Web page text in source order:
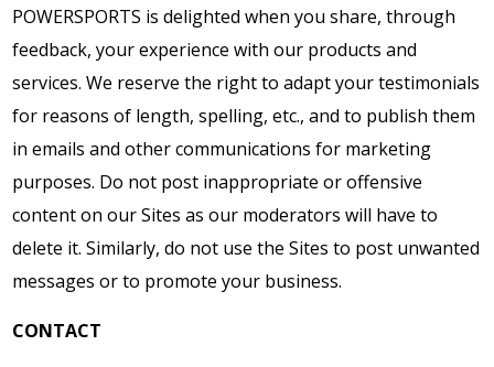
POWERSPORTS is delighted when you share, through
feedback, your experience with our products and
services. We reserve the right to adapt your testimonials
for reasons of length, spelling, etc., and to publish them
in emails and other communications for marketing
purposes. Do not post inappropriate or offensive
content on our Sites as our moderators will have to
delete it. Similarly, do not use the Sites to post unwanted
messages or to promote your business.
CONTACT